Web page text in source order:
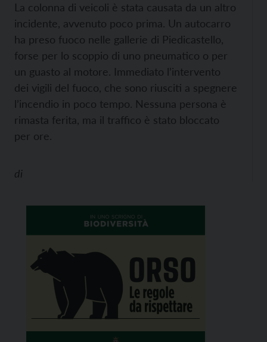
La colonna di veicoli è stata causata da un altro
incidente, avvenuto poco prima. Un autocarro
ha preso fuoco nelle gallerie di Piedicastello,
forse per lo scoppio di uno pneumatico o per
un guasto al motore. Immediato l’intervento
dei vigili del fuoco, che sono riusciti a spegnere
l’incendio in poco tempo. Nessuna persona è
rimasta ferita, ma il traffico è stato bloccato
per ore.
di